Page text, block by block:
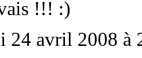
!!! :)
24 avril 2008 à